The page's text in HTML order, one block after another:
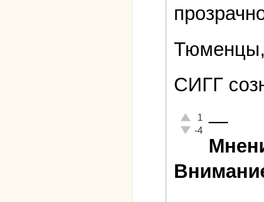
Тюменцы,
СИГГ
Отлично!
1
Неадекватно!
-4 —